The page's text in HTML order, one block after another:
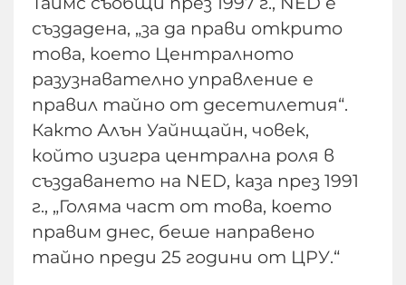
създадена, „за да прави открито
това, което Централното
разузнавателно управление е
правил тайно от десетилетия“.
Както Алън Уайнщайн, човек,
който изигра централна роля в
създаването на NED, каза през 1991
г., „Голяма част от това, което
правим днес, беше направено
тайно преди 25 години от ЦРУ.“